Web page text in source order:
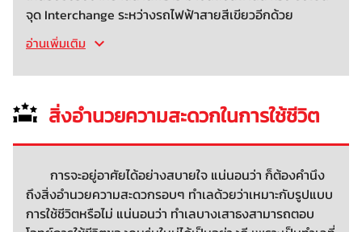
จุด Interchange ระหว่างรถไฟฟ้าสายสีเขียวอีกด้วย
อ่านเพิ่มเติม
สิ่งอำนวยความสะดวกในการใช้ชีวิต
การจะอยู่อาศัยได้อย่างสบายใจ แน่นอนว่า ก็ต้องคำนึง
ถึงสิ่งอำนวยความสะดวกรอบๆ ทำเลด้วยว่าเหมาะกับรูปแบบ
การใช้ชีวิตหรือไม่ แน่นอนว่า ทำเลบางเสาธงสามารถตอบ